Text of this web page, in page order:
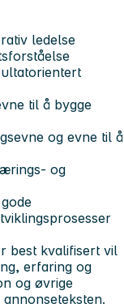
ledelse
til å bygge
og evne til å
og
best kvalifisert vil
erfaring og
og øvrige